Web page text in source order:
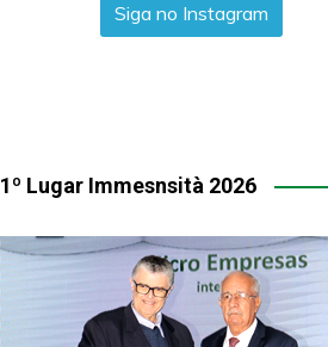
Siga no Instagram
1º Lugar Immesnsità 2026